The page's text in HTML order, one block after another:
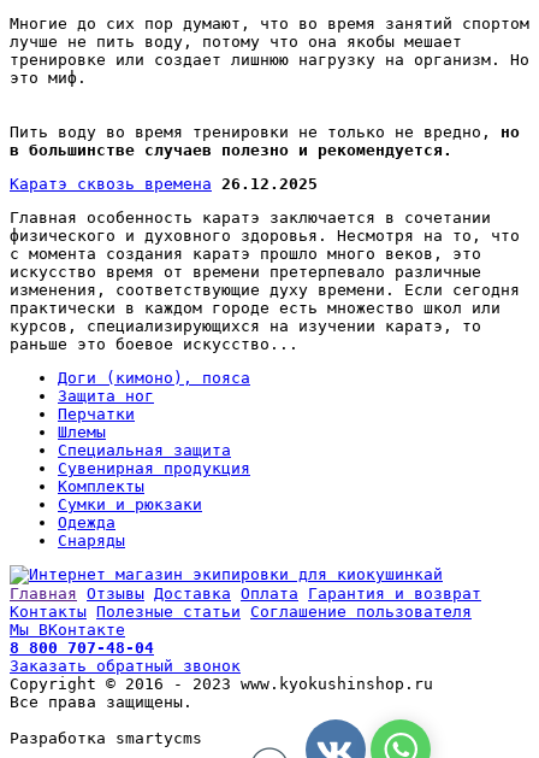
Многие до сих пор думают, что во время занятий спортом
лучше не пить воду, потому что она якобы мешает
тренировке или создает лишнюю нагрузку на организм. Но
это миф.
Пить воду во время тренировки не только не вредно, но
в большинстве случаев полезно и рекомендуется.
Каратэ сквозь времена
26.12.2025
Главная особенность каратэ заключается в сочетании
физического и духовного здоровья. Несмотря на то, что
с момента создания каратэ прошло много веков, это
искусство время от времени претерпевало различные
изменения, соответствующие духу времени. Если сегодня
практически в каждом городе есть множество школ или
курсов, специализирующихся на изучении каратэ, то
раньше это боевое искусство...
Доги (кимоно), пояса
Защита ног
Перчатки
Шлемы
Специальная защита
Сувенирная продукция
Комплекты
Сумки и рюкзаки
Одежда
Снаряды
Главная Отзывы Доставка Оплата
Гарантия и возврат
Контакты Полезные статьи Соглашение пользователя
Мы ВКонтакте
8 800 707-48-04
Заказать обратный звонок
Copyright © 2016 - 2023 www.kyokushinshop.ru
Все права защищены.
Разработка smartycms